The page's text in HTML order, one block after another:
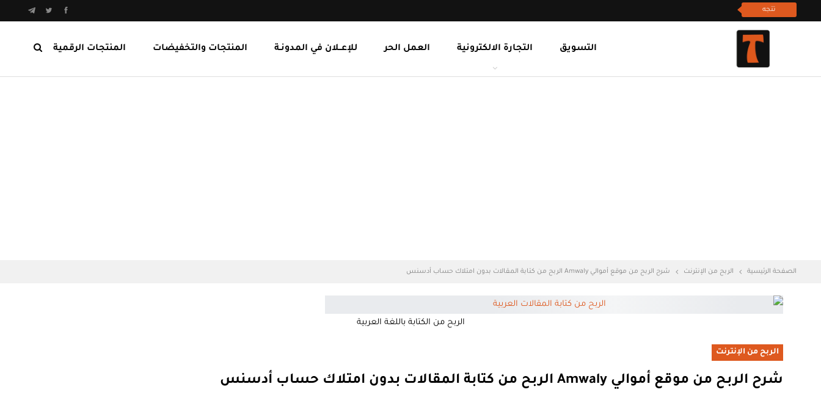
تتجه
المنتجات الرقمية المنتجات والتخفيضات للإعــلان في المدونـة العمل الحر التجارة الالكترونية التسويق
الصفحة الرئيسية الربح من الإنترنت شرح الربح من موقع أموالي Amwaly الربح من كتابة المقالات بدون امتلاك حساب أدسنس
الربح من الكتابة باللغة العربية
الربح من الإنترنت
شرح الربح من موقع أموالي Amwaly الربح من كتابة المقالات بدون امتلاك حساب أدسنس